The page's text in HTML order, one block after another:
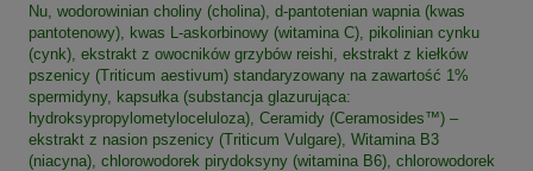
Nu, wodorowinian choliny (cholina), d-pantotenian wapnia (kwas
pantotenowy), kwas L-askorbinowy (witamina C), pikolinian cynku
(cynk), ekstrakt z owocników grzybów reishi, ekstrakt z kiełków
pszenicy (Triticum aestivum) standaryzowany na zawartość 1%
spermidyny, kapsułka (substancja glazurująca:
hydroksypropylometyloceluloza), Ceramidy (Ceramosides™) –
ekstrakt z nasion pszenicy (Triticum Vulgare), Witamina B3
(niacyna), chlorowodorek pirydoksyny (witamina B6), chlorowodorek